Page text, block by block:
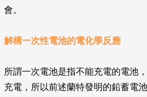
會。
解構一次性電池的電化學反應
所謂一次電池是指不能充電的電池
充電，所以前述蘭特發明的鉛蓄電